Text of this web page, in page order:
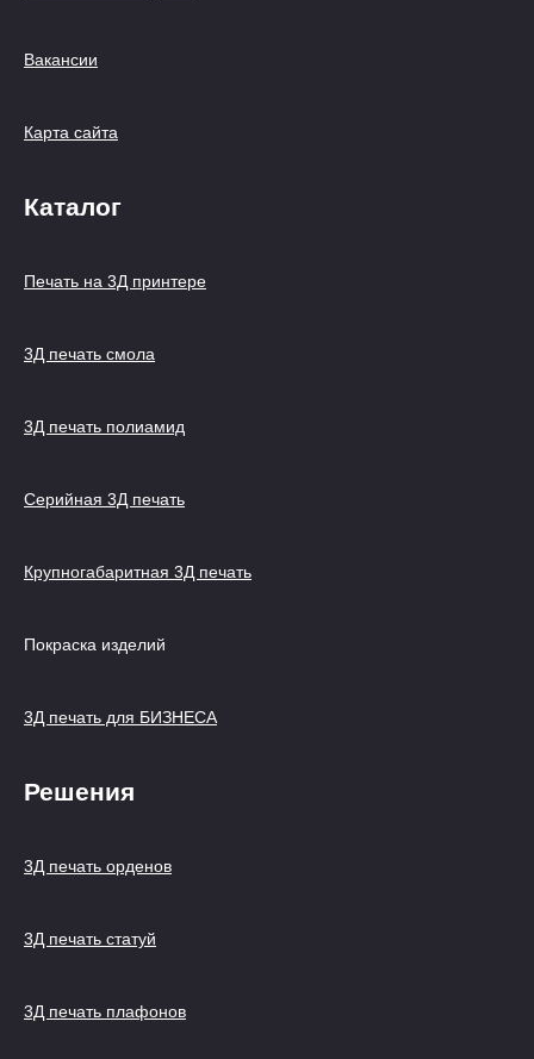
Вакансии
Карта сайта
Каталог
Печать на 3Д принтере
3Д печать смола
3Д печать полиамид
Серийная 3Д печать
Крупногабаритная 3Д печать
Покраска изделий
3Д печать для БИЗНЕСА
Решения
3Д печать орденов
3Д печать статуй
3Д печать плафонов